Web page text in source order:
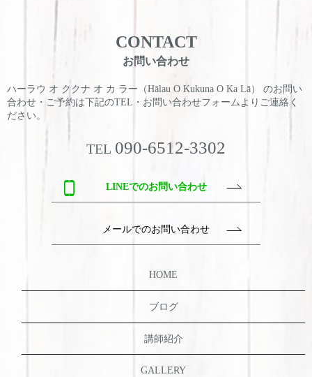
CONTACT
お問い合わせ
ハーラウ オ ククナ オ カ ラー（Hālau O Kukuna O Ka Lā） のお問い
合わせ・ご予約は下記のTEL・お問い合わせフォームよりご連絡く
ださい。
TEL 090-6512-3302
LINEでのお問い合わせ
メールでのお問い合わせ
HOME
ブログ
講師紹介
GALLERY